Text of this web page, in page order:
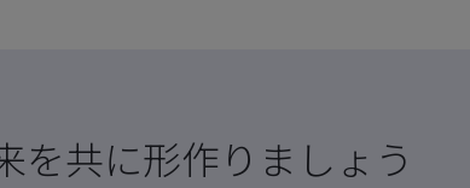
を共に形作りましょう